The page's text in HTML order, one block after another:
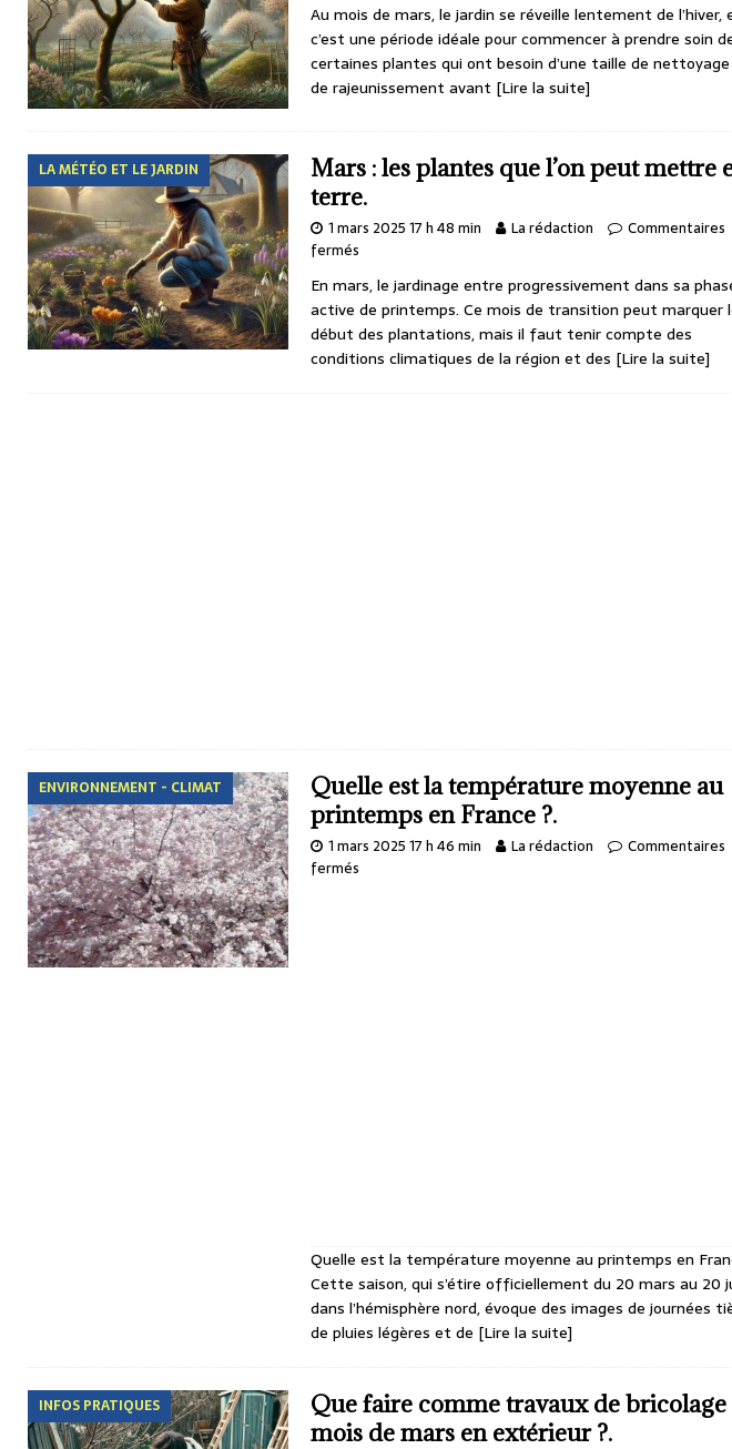
[ 8 août 2026 18 h 41 min ] Saint-Dominique, le 8 août : 15 dictons qui racontent
LE SAVIEZ-VOUS ?
Au mois de mars, le jardin se réveille lentement de l’hiver,
c’est une période idéale pour commencer à prendre soin
certaines plantes qui ont besoin d’une taille de
de rajeunissement avant [Lire la suite]
LA MÉTÉO ET LE JARDIN
Mars : les plantes que l’on peut mettre
terre.
1 mars 2025 17 h 48 min La rédaction
Commentaires
fermés
En mars, le jardinage entre progressivement dans sa
active de printemps. Ce mois de transition peut marquer
début des plantations, mais il faut tenir compte des
conditions climatiques de la région et des [Lire la suite]
ENVIRONNEMENT - CLIMAT
Quelle est la température moyenne au
printemps en France ?.
1 mars 2025 17 h 46 min La rédaction
Commentaires
fermés
Quelle est la température moyenne au printemps en
Cette saison, qui s’étire officiellement du 20 mars au 20
dans l’hémisphère nord, évoque des images de journées
de pluies légères et de [Lire la suite]
INFOS PRATIQUES
Que faire comme travaux de bricolage
mois de mars en extérieur ?.